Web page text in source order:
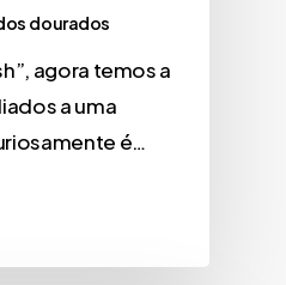
dourados
agora temos a
a uma
é…